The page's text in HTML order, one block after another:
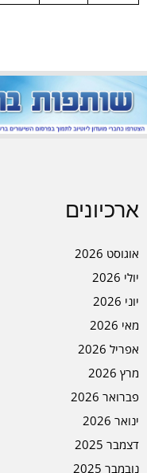
ארכיונים
אוגוסט 2026
יולי 2026
יוני 2026
מאי 2026
אפריל 2026
מרץ 2026
פברואר 2026
ינואר 2026
דצמבר 2025
נובמבר 2025